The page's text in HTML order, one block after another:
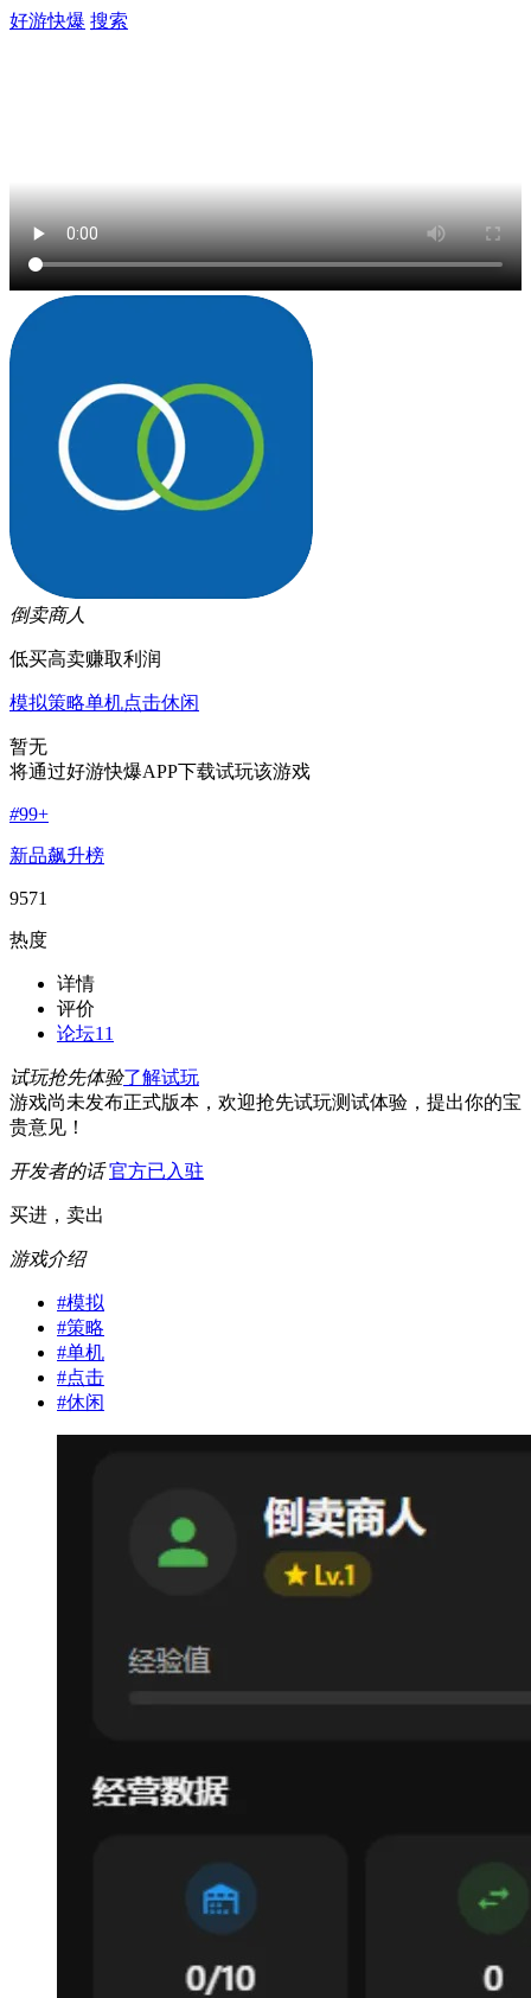
好游快爆 搜索
倒卖商人
低买高卖赚取利润
模拟策略单机点击休闲
暂无
将通过好游快爆APP下载试玩该游戏
#99+
新品飙升榜
9571
热度
详情
评价
论坛11
试玩抢先体验了解试玩
游戏尚未发布正式版本，欢迎抢先试玩测试体验，提出你的宝
贵意见！
开发者的话 官方已入驻
买进，卖出
游戏介绍
#模拟
#策略
#单机
#点击
#休闲